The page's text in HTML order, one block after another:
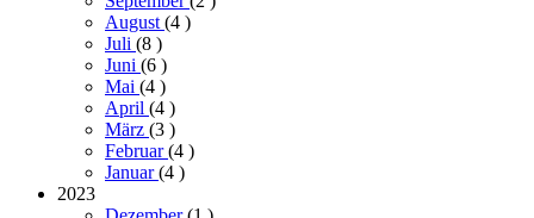
August (4 )
Juli (8 )
Juni (6 )
Mai (4 )
April (4 )
März (3 )
Februar(4 )
Januar(4 )
2023